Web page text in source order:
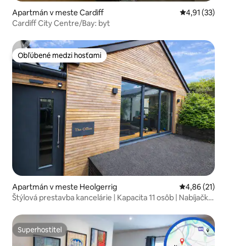
Apartmán v meste Cardiff Priemerné
4,91 (33)
Cardiff City Centre/Bay: byt
Obľúbené medzi hosťami
Obľúbené medzi hosťami
Apartmán v meste Heolgerrig Priemerné
4,86 (21)
Štýlová prestavba kancelárie | Kapacita 11 osôb | Nabíjačka
Superhostiteľ
Superhostiteľ